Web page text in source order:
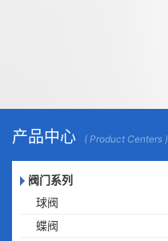
产品中心 ( Product Centers )
阀门系列
球阀
蝶阀